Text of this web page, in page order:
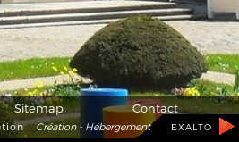
Sitemap Contact
Création - Hébergement EXALTO